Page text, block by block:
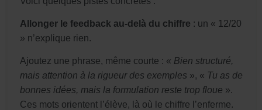
Allonger le feedback au-delà du chiffre : un « 12/20
» n’explique rien.
Ajoutez une phrase, même courte : « Bien structuré,
mais attention à la rigueur des exemples », « Tu as de
bonnes idées, mais la formulation reste trop floue ».
Ces mots orientent l’élève, là où le chiffre l’enferme.